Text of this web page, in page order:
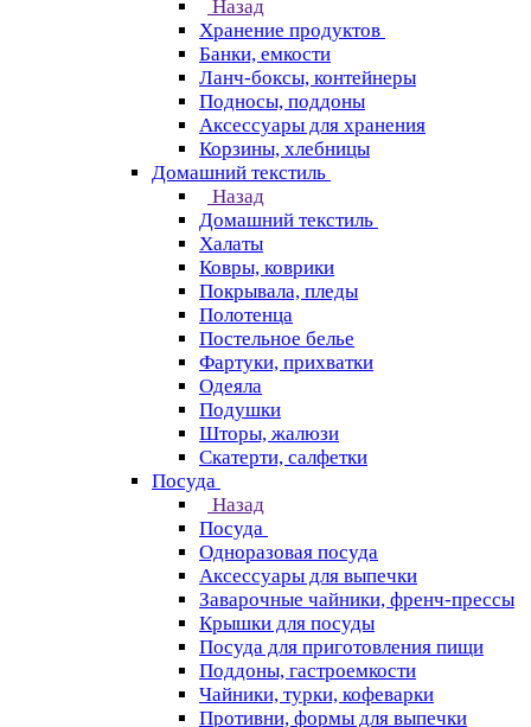
Назад
Хранение продуктов
Банки, емкости
Ланч-боксы, контейнеры
Подносы, поддоны
Аксессуары для хранения
Корзины, хлебницы
Домашний текстиль
Назад
Домашний текстиль
Халаты
Ковры, коврики
Покрывала, пледы
Полотенца
Постельное белье
Фартуки, прихватки
Одеяла
Подушки
Шторы, жалюзи
Скатерти, салфетки
Посуда
Назад
Посуда
Одноразовая посуда
Аксессуары для выпечки
Заварочные чайники, френч-прессы
Крышки для посуды
Посуда для приготовления пищи
Поддоны, гастроемкости
Чайники, турки, кофеварки
Противни, формы для выпечки